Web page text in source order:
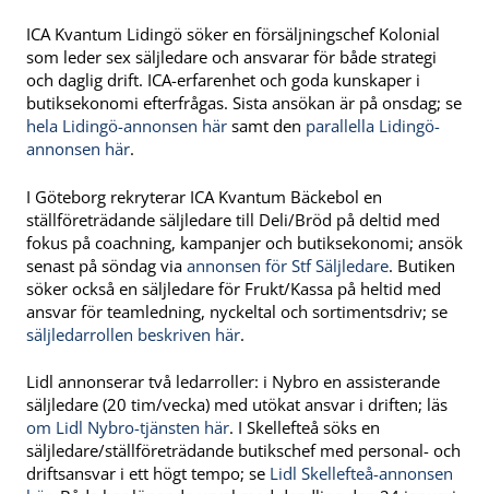
ICA Kvantum Lidingö söker en försäljningschef Kolonial
som leder sex säljledare och ansvarar för både strategi
och daglig drift. ICA-erfarenhet och goda kunskaper i
butiksekonomi efterfrågas. Sista ansökan är på onsdag; se
hela Lidingö-annonsen här samt den parallella Lidingö-
annonsen här.
I Göteborg rekryterar ICA Kvantum Bäckebol en
ställföreträdande säljledare till Deli/Bröd på deltid med
fokus på coachning, kampanjer och butiksekonomi; ansök
senast på söndag via annonsen för Stf Säljledare. Butiken
söker också en säljledare för Frukt/Kassa på heltid med
ansvar för teamledning, nyckeltal och sortimentsdriv; se
säljledarrollen beskriven här.
Lidl annonserar två ledarroller: i Nybro en assisterande
säljledare (20 tim/vecka) med utökat ansvar i driften; läs
om Lidl Nybro-tjänsten här. I Skellefteå söks en
säljledare/ställföreträdande butikschef med personal- och
driftsansvar i ett högt tempo; se Lidl Skellefteå-annonsen